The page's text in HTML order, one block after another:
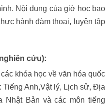
Nội dung của giờ học bao
hành đàm thoại, luyện tập
cứu):
khóa học về văn hóa quốc
Tiếng Anh,Vật lý, Lịch sử, Địa
Nhật Bản và các môn tiếng